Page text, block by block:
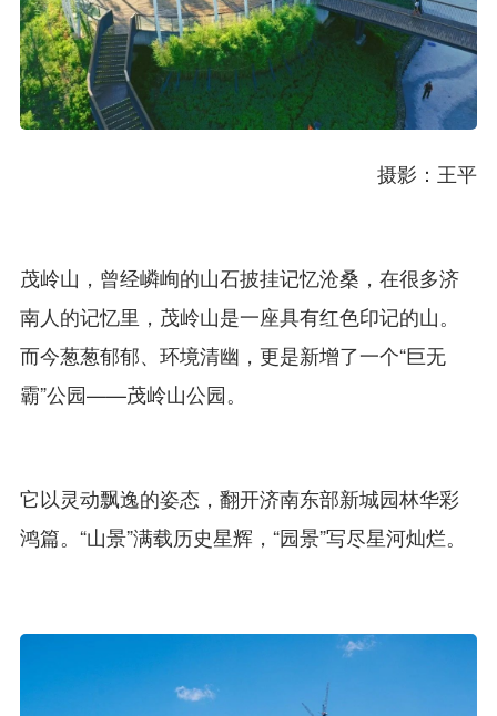
摄影：王平
茂岭山，曾经嶙峋的山石披挂记忆沧桑，在很多济
南人的记忆里，茂岭山是一座具有红色印记的山。
而今葱葱郁郁、环境清幽，更是新增了一个“巨无
霸”公园——茂岭山公园。
它以灵动飘逸的姿态，翻开济南东部新城园林华彩
鸿篇。“山景”满载历史星辉，“园景”写尽星河灿烂。